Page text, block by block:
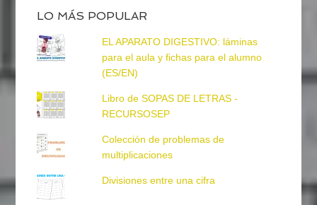
LO MÁS POPULAR
EL APARATO DIGESTIVO: láminas
para el aula y fichas para el alumno
(ES/EN)
Libro de SOPAS DE LETRAS -
RECURSOSEP
Colección de problemas de
multiplicaciones
Divisiones entre una cifra